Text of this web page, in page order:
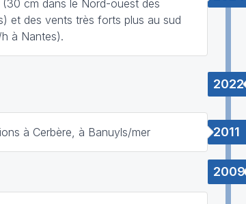
(30 cm dans le Nord-ouest des
et des vents très forts plus au sud
h à Nantes).
2022
2011
à Cerbère, à Banuyls/mer
2009